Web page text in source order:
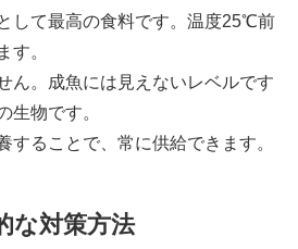
して最高の食料です。温度25℃前
す。
ん。成魚には見えないレベルです
生物です。
することで、常に供給できます。
な対策方法